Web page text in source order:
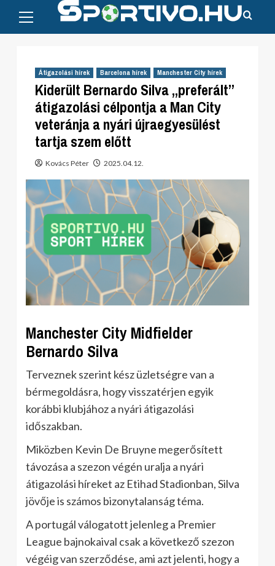
content
Menu
Átigazolási hírek Barcelona hírek Manchester City hírek
Kiderült Bernardo Silva „preferált”
átigazolási célpontja a Man City
veteránja a nyári újraegyesülést
tartja szem előtt
Kovács Péter 2025.04.12.
Manchester City Midfielder
Bernardo Silva
Terveznek szerint kész üzletségre van a
bérmegoldásra, hogy visszatérjen egyik
korábbi klubjához a nyári átigazolási
időszakban.
Miközben Kevin De Bruyne megerősített
távozása a szezon végén uralja a nyári
átigazolási híreket az Etihad Stadionban, Silva
jövője is számos bizonytalanság téma.
A portugál válogatott jelenleg a Premier
League bajnokaival csak a következő szezon
végéig van szerződése, ami azt jelenti, hogy a